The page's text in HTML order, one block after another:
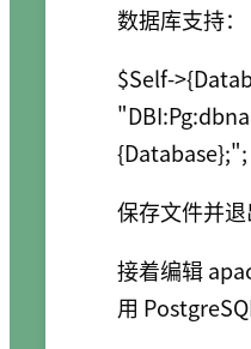
数据库支持：
$Self-
保存文件并退
接着编辑
用